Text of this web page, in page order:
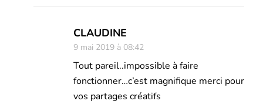
CLAUDINE
9 mai 2019 à 08:42
Tout pareil..impossible à faire
fonctionner…c’est magnifique merci pour
vos partages créatifs